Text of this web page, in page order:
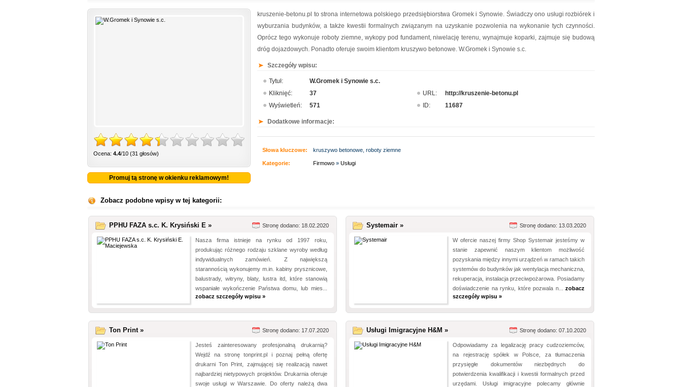
Ocena: 4.4/10 (31 głosów)
Promuj tą stronę w okienku reklamowym!
kruszenie-betonu.pl to strona internetowa polskiego przedsiębiorstwa Gromek i Synowie. Świadczy ono usługi rozbiórek i
wyburzania budynków, a także kwestii formalnych związanym na uzyskanie pozwolenia na wykonanie tych czynności.
Oprócz tego wykonuje roboty ziemne, wykopy pod fundament, niwelację terenu, wynajmuje koparki, zajmuje się budową
dróg dojazdowych. Ponadto oferuje swoim klientom kruszywo betonowe. W.Gromek i Synowie s.c.
Szczegóły wpisu:
Tytuł:
W.Gromek i Synowie s.c.
Kliknięć:
37 URL:
http://kruszenie-betonu.pl
Wyświetleń:
571 ID: 11687
Dodatkowe informacje:
Słowa kluczowe: kruszywo betonowe, roboty ziemne
Kategorie: Firmowo » Usługi
Zobacz podobne wpisy w tej kategorii:
PPHU FAZA s.c. K. Krysiński E » Stronę dodano: 18.02.2020
Nasza firma istnieje na rynku od 1997 roku,
produkując różnego rodzaju szklane wyroby według
indywidualnych zamówień. Z największą
starannością wykonujemy m.in. kabiny prysznicowe,
balustrady, witryny, blaty, lustra itd, które stanowią
wspaniałe wykończenie Państwa domu, lub mies...
zobacz szczegóły wpisu »
Systemair » Stronę dodano: 13.03.2020
W ofercie naszej firmy Shop Systemair jesteśmy w
stanie zapewnić naszym klientom możliwość
pozyskania między innymi urządzeń w ramach takich
systemów do budynków jak wentylacja mechaniczna,
rekuperacja, instalacja przeciwpożarowa. Posiadamy
doświadczenie na rynku, które pozwala n... zobacz
szczegóły wpisu »
Ton Print » Stronę dodano: 17.07.2020
Jesteś zainteresowany profesjonalną drukarnią?
Wejdź na stronę tonprint.pl i poznaj pełną ofertę
drukarni Ton Print, zajmującej się realizacją nawet
najbardziej nietypowych projektów. Drukarnia oferuje
swoje usługi w Warszawie. Do oferty należą dwa
Usługi Imigracyjne H&M » Stronę dodano: 07.10.2020
Odpowiadamy za legalizację pracy cudzoziemców,
na rejestrację spółek w Polsce, za tłumaczenia
przysięgłe dokumentów niezbędnych do
potwierdzenia kwalifikacji i kwestii formalnych przed
urzędami. Usługi imigracyjne polecamy głównie